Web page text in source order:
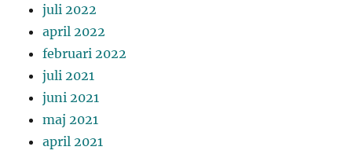
juli 2022
april 2022
februari 2022
juli 2021
juni 2021
maj 2021
april 2021